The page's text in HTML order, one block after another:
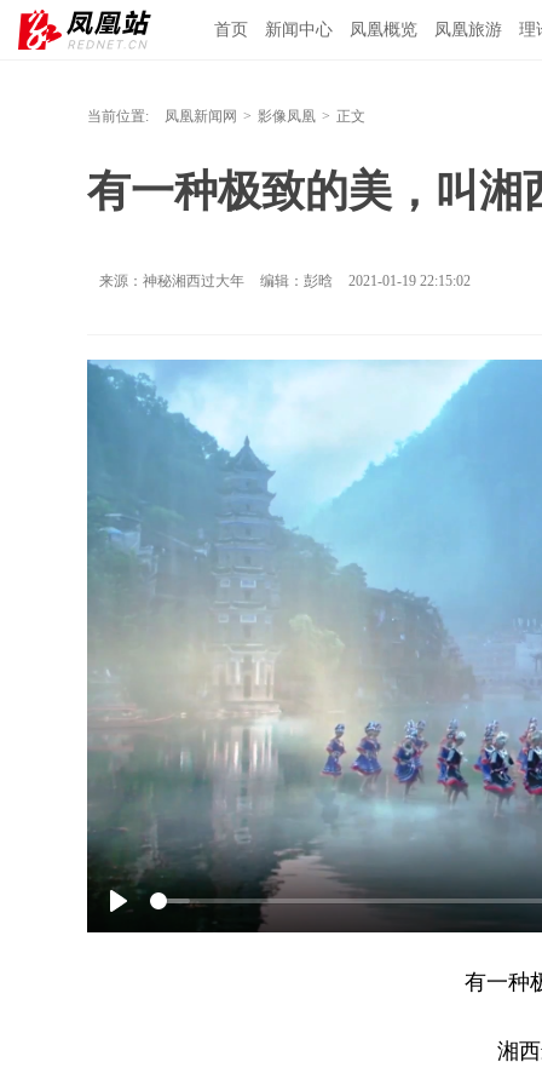
首页 新闻中心 凤凰概览 凤凰旅游 理
当前位置: 凤凰新闻网 > 影像凤凰 > 正文
有一种极致的美，叫湘
来源：神秘湘西过大年 编辑：彭晗 2021-01-19 22:15:02
Play
有一种
湘